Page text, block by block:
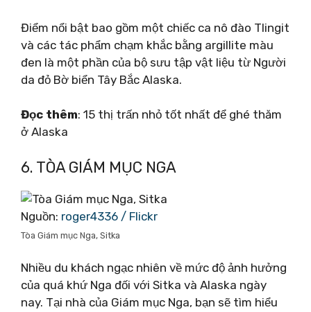
Điểm nổi bật bao gồm một chiếc ca nô đào Tlingit
và các tác phẩm chạm khắc bằng argillite màu
đen là một phần của bộ sưu tập vật liệu từ Người
da đỏ Bờ biển Tây Bắc Alaska.
Đọc thêm: 15 thị trấn nhỏ tốt nhất để ghé thăm
ở Alaska
6. TÒA GIÁM MỤC NGA
Nguồn: roger4336 / Flickr
Tòa Giám mục Nga, Sitka
Nhiều du khách ngạc nhiên về mức độ ảnh hưởng
của quá khứ Nga đối với Sitka và Alaska ngày
nay. Tại nhà của Giám mục Nga, bạn sẽ tìm hiểu